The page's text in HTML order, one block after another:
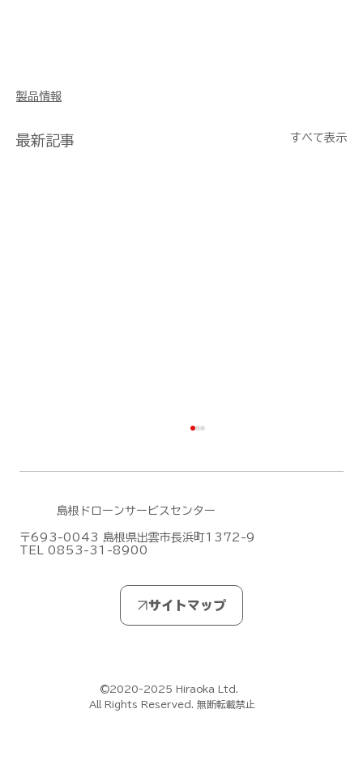
製品情報
最新記事 すべて表示
DJIがMic Mini シリーズの新作「DJI
©2020-2025 Hiraoka Ltd.
All Rights Reserved. 無断転載禁止
島根ドローンサービスセンター
〒693-0043 島根県出雲市長浜町1372-9
TEL 0853-31-8900